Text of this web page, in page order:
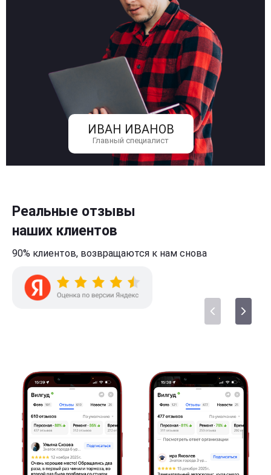
ИВАН ИВАНОВ
Главный специалист
Реальные отзывы
наших клиентов
90% клиентов, возвращаются к нам снова